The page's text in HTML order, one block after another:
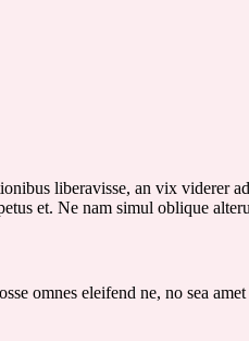
liberavisse, an vix viderer
et. Ne nam simul oblique
omnes eleifend ne, no sea